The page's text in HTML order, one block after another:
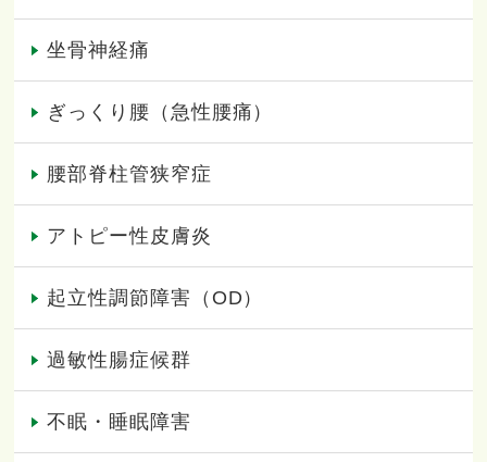
坐骨神経痛
ぎっくり腰（急性腰痛）
腰部脊柱管狭窄症
アトピー性皮膚炎
起立性調節障害（OD）
過敏性腸症候群
不眠・睡眠障害